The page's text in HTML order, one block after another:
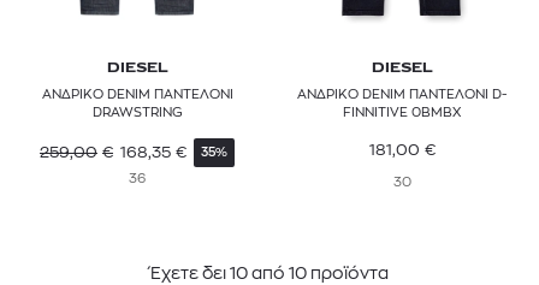
DIESEL
ΑΝΔΡΙΚΟ DENIM ΠΑΝΤΕΛΟΝΙ
DRAWSTRING
259,00 € 168,35 € 35%
36
DIESEL
ΑΝΔΡΙΚΟ DENIM ΠΑΝΤΕΛΟΝΙ D-
FINNITIVE 0BMBX
181,00 €
30
Έχετε δει 10 από 10 προϊόντα